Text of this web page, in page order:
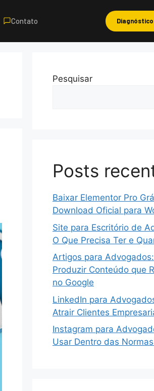
Contato
Pesquisar
Posts
Baixar Elementor Pro
Download Oficial para
Site para Escritório de
O Que Precisa Ter e
Artigos para
Produzir Conteúdo que
no Google
LinkedIn para
Atrair Clientes
Instagram para
Usar Dentro das